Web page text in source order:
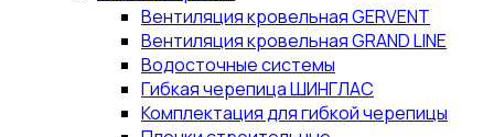
Вентиляция кровельная GERVENT
Вентиляция кровельная GRAND LINE
Водосточные системы
Гибкая черепица ШИНГЛАС
Комплектация для гибкой черепицы